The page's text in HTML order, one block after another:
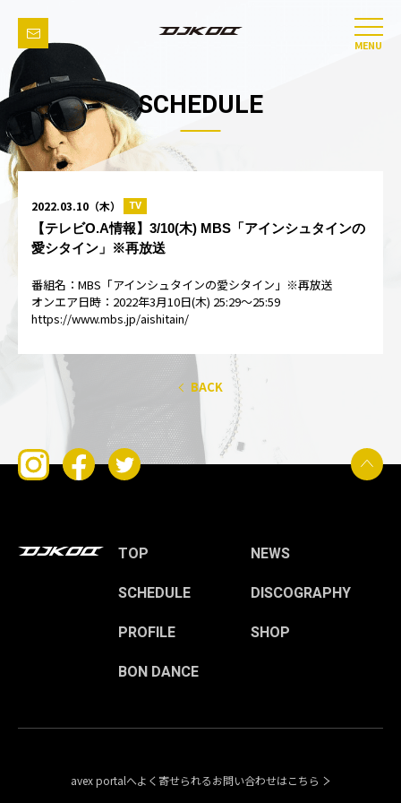
MENU
SCHEDULE
2022.03.10（木）
TV
【テレビO.A情報】3/10(木) MBS「アインシュタインの
愛シタイン」※再放送
番組名：MBS「アインシュタインの愛シタイン」※再放送
オンエア日時：2022年3月10日(木) 25:29～25:59
https://www.mbs.jp/aishitain/
BACK
TOP
NEWS
SCHEDULE
DISCOGRAPHY
PROFILE
SHOP
BON DANCE
avex portalへよく寄せられるお問い合わせはこちら